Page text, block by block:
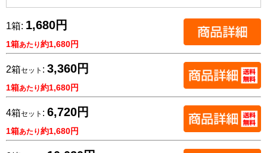
1箱: 1,680円
1箱あたり約1,680円
2箱セット : 3,360円
1箱あたり約1,680円
4箱セット : 6,720円
1箱あたり約1,680円